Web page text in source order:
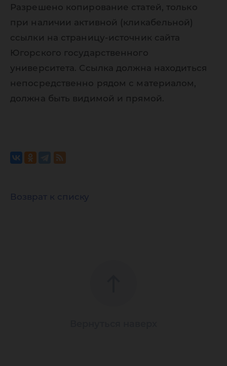
Разрешено копирование статей, только
при наличии активной (кликабельной)
ссылки на страницу-источник сайта
Югорского государственного
университета. Ссылка должна находиться
непосредственно рядом с материалом,
должна быть видимой и прямой.
Возврат к списку